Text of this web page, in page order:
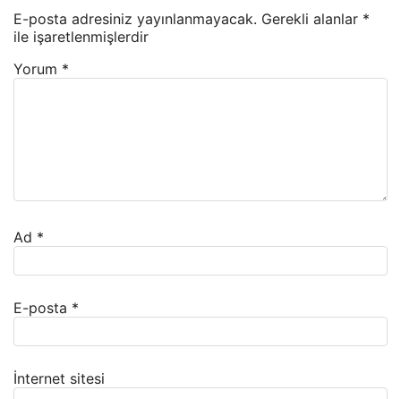
E-posta adresiniz yayınlanmayacak. Gerekli alanlar *
ile işaretlenmişlerdir
Yorum *
Ad *
E-posta *
İnternet sitesi